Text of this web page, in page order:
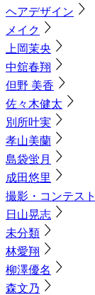
ヘアデザイン
メイク
上岡茉央
中舘春翔
但野 美香
佐々木健太
別所叶実
孝山美蘭
島袋蛍月
成田悠里
撮影・コンテスト
日山晃志
未分類
林愛翔
柳澤優名
森文乃